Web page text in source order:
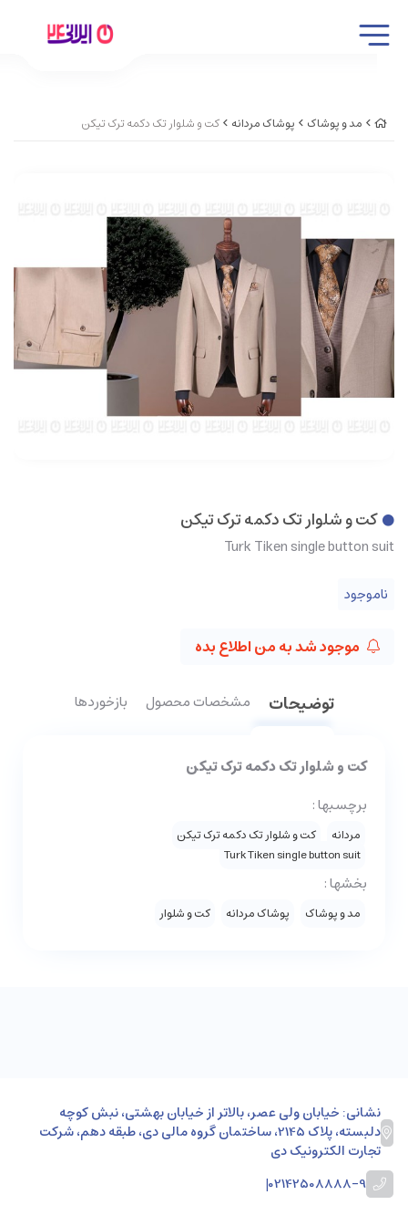
مد و پوشاک پوشاک مردانه کت و شلوار تک دکمه ترک تیکن
کت و شلوار تک دکمه ترک تیکن
Turk Tiken single button suit
ناموجود
موجود شد به من اطلاع بده
توضیحات مشخصات محصول بازخوردها
کت و شلوار تک دکمه ترک تیکن
برچسبها :
مردانه
کت و شلوار تک دکمه ترک تیکن
Turk Tiken single button suit
بخشها :
مد و پوشاک پوشاک مردانه کت و شلوار
نشانی: خیابان ولی عصر، بالاتر از خیابان بهشتی، نبش کوچه
دلبسته، پلاک 2145، ساختمان گروه مالی دی، طبقه دهم، شرکت
تجارت الکترونیک دی
02142508888-9
|